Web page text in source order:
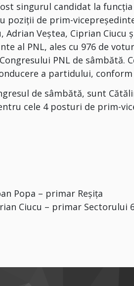
singurul candidat la
poziţii de prim-
Veştea, Ciprian Ciucu
al PNL, ales cu 976 de
PNL de sâmbătă.
a partidului,
de sâmbătă, sunt
cele 4 posturi de prim-
Popa – primar Reşiţa
Ciucu – primar Sectorului